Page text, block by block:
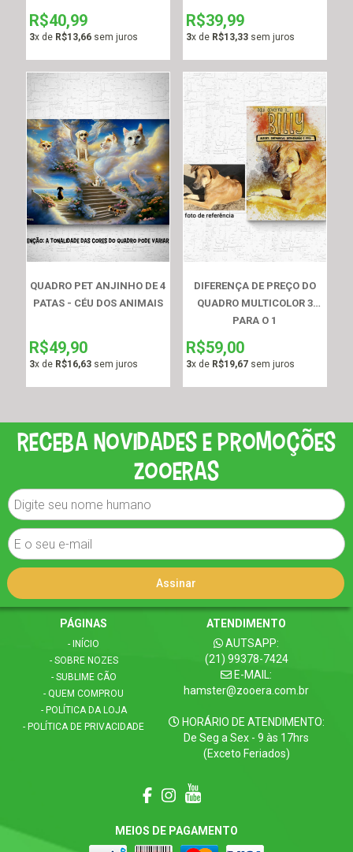
R$40,99
3x de R$13,66sem juros
R$39,99
3x de R$13,33sem juros
QUADRO PET ANJINHO DE 4
PATAS - CÉU DOS ANIMAIS
R$49,90
3x de R$16,63sem juros
DIFERENÇA DE PREÇO DO
QUADRO MULTICOLOR 3
PARA O 1
R$59,00
3x de R$19,67sem juros
Receba novidades e promoções
zooeras
PÁGINAS
- INÍCIO
- SOBRE NOZES
- SUBLIME CÃO
- QUEM COMPROU
- POLÍTICA DA LOJA
- POLÍTICA DE PRIVACIDADE
ATENDIMENTO
AUTSAPP:
(21) 99378-7424
E-MAIL:
hamster@zooera.com.br
HORÁRIO DE ATENDIMENTO:
De Seg a Sex - 9 às 17hrs
(Exceto Feriados)
MEIOS DE PAGAMENTO